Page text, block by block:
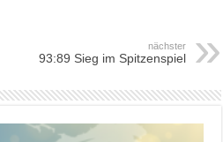
nächster
93:89 Sieg im Spitzenspiel